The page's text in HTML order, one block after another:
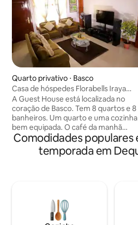
Quarto privativo ⋅ Basco
Casa de hóspedes Florabells Iraya
(Quarto 1)
A Guest House está localizada no
coração de Basco. Tem 8 quartos e 8
banheiros. Um quarto e uma cozinha
bem equipada. O café da manhã
durante toda a estadia é servido
gratuitamente. Todos os quartos têm
condicionado e um chuveiro quente
volta para o aeroporto. Tours também
podem ser providenciados para
uma taxa adicional. Acesso fácil às
Comodidades populares
temporada em